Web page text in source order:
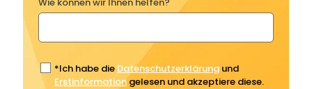
*Ich habe die Datenschutzerklärung und
Erstinformationgelesen und akzeptiere diese.